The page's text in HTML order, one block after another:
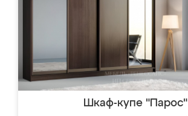
Шкаф-купе "Парос"